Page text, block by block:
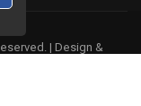
| Design &